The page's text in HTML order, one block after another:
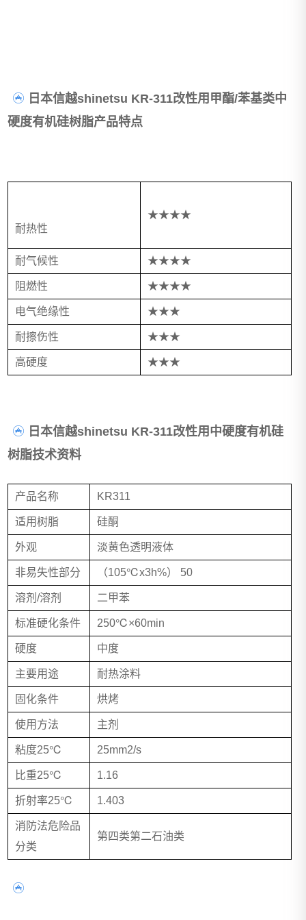
日本信越shinetsu KR-311改性用甲酯/苯基类中
硬度有机硅树脂产品特点
耐热性
★★★★
耐气候性 ★★★★
阻燃性 ★★★★
电气绝缘性 ★★★
耐擦伤性 ★★★
高硬度 ★★★
日本信越shinetsu KR-311改性用中硬度有机硅
树脂技术资料
产品名称 KR311
适用树脂 硅酮
外观 淡黄色透明液体
非易失性部分 （105℃x3h%） 50
溶剂/溶剂 二甲苯
标准硬化条件 250℃×60min
硬度 中度
主要用途 耐热涂料
固化条件 烘烤
使用方法 主剂
粘度25℃ 25mm2/s
比重25℃ 1.16
折射率25℃ 1.403
消防法危险品
分类
第四类第二石油类